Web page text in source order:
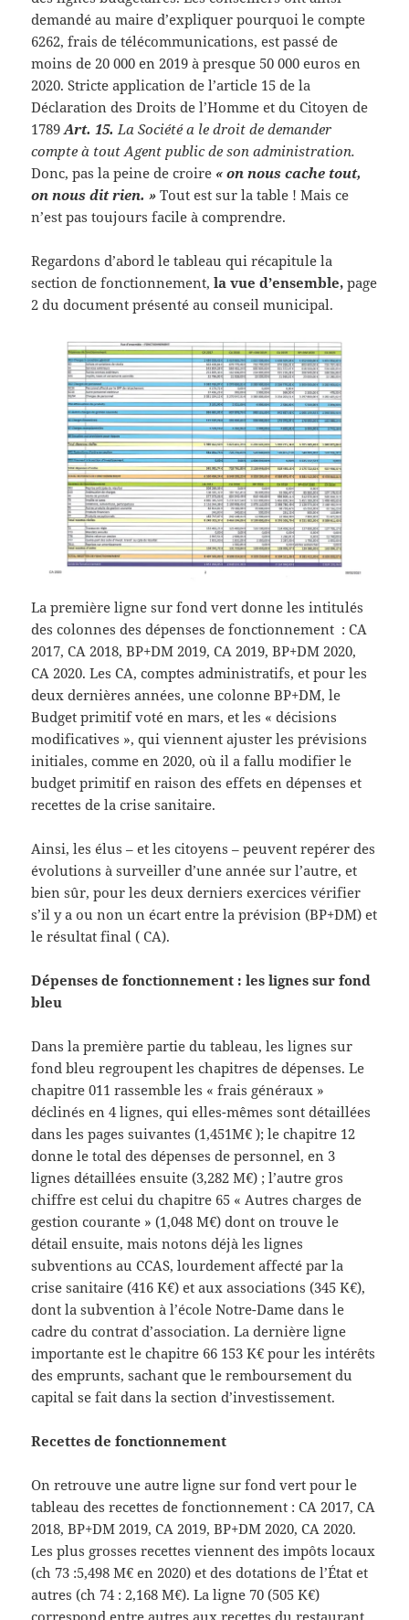
demandé au maire d’expliquer pourquoi le compte
6262, frais de télécommunications, est passé de
moins de 20 000 en 2019 à presque 50 000 euros en
2020. Stricte application de l’article 15 de la
Déclaration des Droits de l’Homme et du Citoyen de
1789Art. 15. La Société a le droit de demander
compte à tout Agent public de son administration.
Donc, pas la peine de croire « on nous cache tout,
on nous dit rien. »Tout est sur la table ! Mais ce
n’est pas toujours facile à comprendre.
Regardons d’abord le tableau qui récapitule la
section de fonctionnement,la vue d’ensemble, page
2 du document présenté au conseil municipal.
La première ligne sur fond vert donne les intitulés
des colonnes des dépenses de fonctionnement : CA
2017, CA 2018, BP+DM 2019, CA 2019, BP+DM 2020,
CA 2020. Les CA, comptes administratifs, et pour les
deux dernières années, une colonne BP+DM, le
Budget primitif voté en mars, et les « décisions
modificatives », qui viennent ajuster les prévisions
initiales, comme en 2020, où il a fallu modifier le
budget primitif en raison des effets en dépenses et
recettes de la crise sanitaire.
Ainsi, les élus – et les citoyens – peuvent repérer des
évolutions à surveiller d’une année sur l’autre, et
bien sûr, pour les deux derniers exercices vérifier
s’il y a ou non un écart entre la prévision (BP+DM) et
le résultat final ( CA).
Dépenses de fonctionnement : les lignes sur fond
bleu
Dans la première partie du tableau, les lignes sur
fond bleu regroupent les chapitres de dépenses. Le
chapitre 011 rassemble les « frais généraux »
déclinés en 4 lignes, qui elles-mêmes sont détaillées
dans les pages suivantes (1,451M€ ); le chapitre 12
donne le total des dépenses de personnel, en 3
lignes détaillées ensuite (3,282 M€) ; l’autre gros
chiffre est celui du chapitre 65 « Autres charges de
gestion courante » (1,048 M€) dont on trouve le
détail ensuite, mais notons déjà les lignes
subventions au CCAS, lourdement affecté par la
crise sanitaire (416 K€) et aux associations (345 K€),
dont la subvention à l’école Notre-Dame dans le
cadre du contrat d’association. La dernière ligne
importante est le chapitre 66 153 K€ pour les intérêts
des emprunts, sachant que le remboursement du
capital se fait dans la section d’investissement.
Recettes de fonctionnement
On retrouve une autre ligne sur fond vert pour le
tableau des recettes de fonctionnement : CA 2017, CA
2018, BP+DM 2019, CA 2019, BP+DM 2020, CA 2020.
Les plus grosses recettes viennent des impôts locaux
(ch 73 :5,498 M€ en 2020) et des dotations de l’État et
autres (ch 74 : 2,168 M€). La ligne 70 (505 K€)
correspond entre autres aux recettes du restaurant